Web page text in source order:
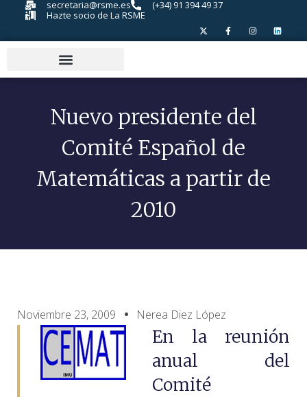
secretaria@rsme.es
(+34) 91 394 49 37
Hazte socio de La RSME
Nuevo presidente del
Comité Español de
Matemáticas a partir de
2010
Noviembre 23, 2009 Nerea Diez López
En la reunión
anual del
Comité